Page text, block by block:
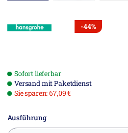
-44%
Sofort lieferbar
Versand mit Paketdienst
Sie sparen: 67,09 €
Ausführung